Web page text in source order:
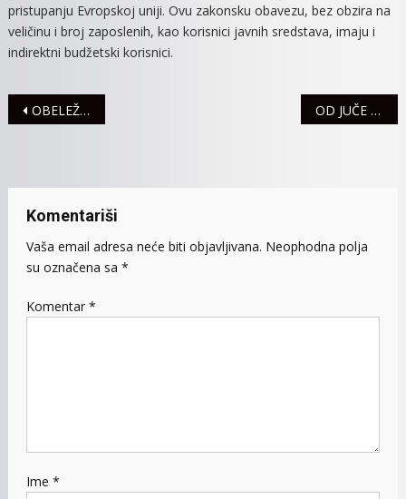
pristupanju Evropskoj uniji. Ovu zakonsku obavezu, bez obzira na
veličinu i broj zaposlenih, kao korisnici javnih sredstava, imaju i
indirektni budžetski korisnici.
Navigacija
OBELEŽENA 77-GODIŠNJICA PROBOJA SREMSKOG FRONTA OD JUČE PET SAOBRAĆAJNIH NEZGODA
Komentariši
Vaša email adresa neće biti objavljivana. Neophodna polja
su označena sa *
Komentar *
Ime *